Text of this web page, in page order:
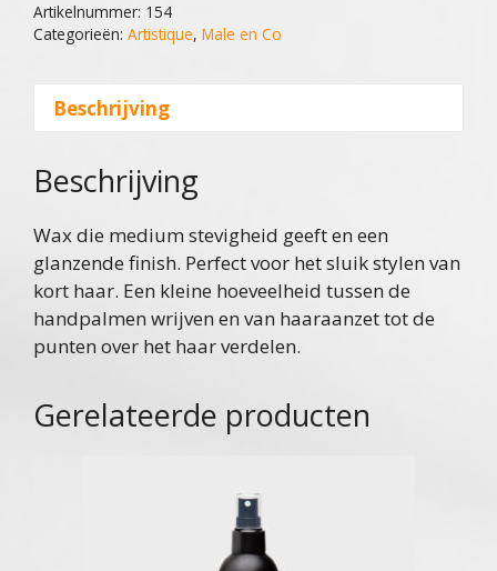
Artikelnummer: 154
Categorieën: Artistique, Male en Co
Beschrijving
Beschrijving
Wax die medium stevigheid geeft en een
glanzende finish. Perfect voor het sluik stylen van
kort haar. Een kleine hoeveelheid tussen de
handpalmen wrijven en van haaraanzet tot de
punten over het haar verdelen.
Gerelateerde producten